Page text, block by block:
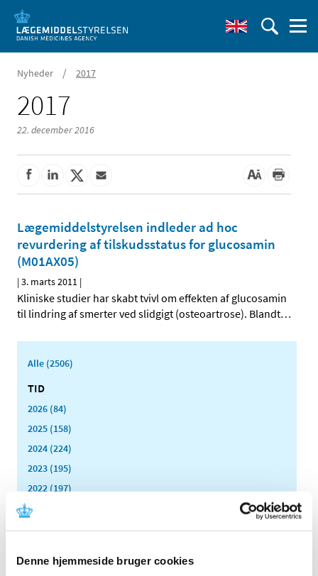
Denne hjemmeside bruger cookies
Nyheder / 2017
2017
22. december 2016
Lægemiddelstyrelsen indleder ad hoc
revurdering af tilskudsstatus for glucosamin
(M01AX05)
|3. marts 2011 |
Kliniske studier har skabt tvivl om effekten af glucosamin
til lindring af smerter ved slidgigt (osteoartrose). Blandt…
Alle (2506)
TID
2026 (84)
2025 (158)
2024 (224)
2023 (195)
2022 (197)
2021 (516)
2020 (263)
2018 (150)